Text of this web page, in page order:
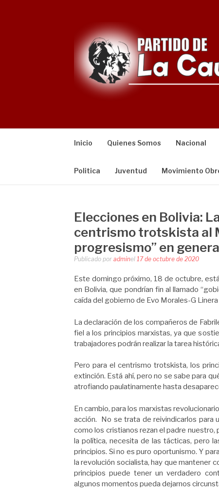
Inicio Quienes Somos Nacional
Politica Juventud Movimiento
Elecciones en Bolivia:
centrismo trotskista al
progresismo” en
Publicado por adminel 17 de octubre de 2020
Este domingo próximo, 18 de octubre,
en Bolivia, que pondrían fin al llamado
caída del gobierno de Evo Morales-G
La declaración de los compañeros de
fiel a los principios marxistas, ya que
trabajadores podrán realizar la tarea
Pero para el centrismo trotskista, los
extinción. Está ahí, pero no se sabe para
atrofiando paulatinamente hasta
En cambio, para los marxistas
acción. No se trata de reivindicarlos para
como los cristianos rezan el padre
la política, necesita de las tácticas, pero
principios. Si no es puro oportunismo. Y
la revolución socialista, hay que mantener
principios puede tener un verdadero
algunos momentos pueda dejarnos